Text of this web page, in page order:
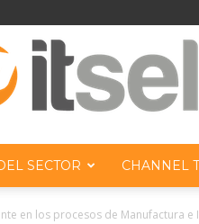
SECTOR CHANNEL
en los procesos de Manufactura e